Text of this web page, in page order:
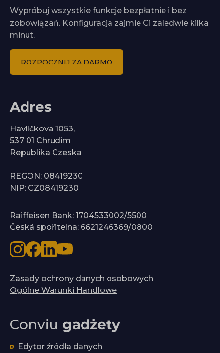
Wypróbuj wszystkie funkcje bezpłatnie i bez
zobowiązań. Konfiguracja zajmie Ci zaledwie kilka
minut.
ROZPOCZNIJ ZA DARMO
Adres
Havlíčkova 1053,
537 01 Chrudim
Republika Czeska
REGON: 08419230
NIP: CZ08419230
Raiffeisen Bank: 1704533002/5500
Česká spořitelna: 6621246369/0800
Zasady ochrony danych osobowych
Ogólne Warunki Handlowe
Conviu gadżety
Edytor źródła danych